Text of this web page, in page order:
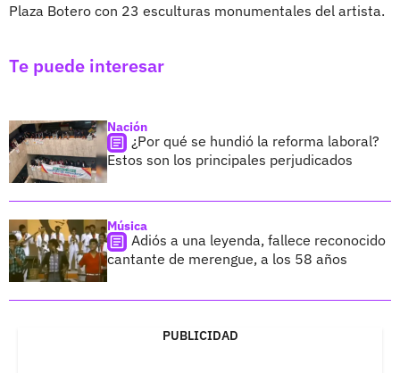
Plaza Botero con 23 esculturas monumentales del artista.
Te puede interesar
Nación
¿Por qué se hundió la reforma laboral?
Estos son los principales perjudicados
Música
Adiós a una leyenda, fallece reconocido
cantante de merengue, a los 58 años
PUBLICIDAD